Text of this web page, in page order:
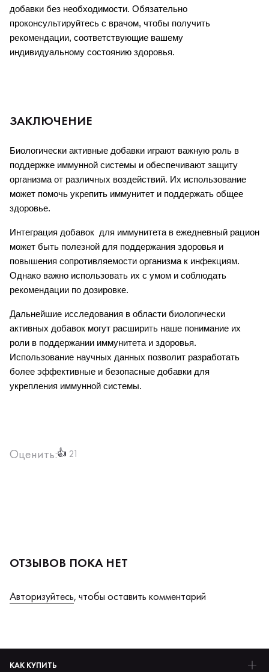
добавки без необходимости. Обязательно
проконсультируйтесь с врачом, чтобы получить
рекомендации, соответствующие вашему
индивидуальному состоянию здоровья.
ЗАКЛЮЧЕНИЕ
Биологически активные добавки играют важную роль в
поддержке иммунной системы и обеспечивают защиту
организма от различных воздействий. Их использование
может помочь укрепить иммунитет и поддержать общее
здоровье.
Интеграция добавок  для иммунитета в ежедневный рацион
может быть полезной для поддержания здоровья и
повышения сопротивляемости организма к инфекциям.
Однако важно использовать их с умом и соблюдать
рекомендации по дозировке.
Дальнейшие исследования в области биологически
активных добавок могут расширить наше понимание их
роли в поддержании иммунитета и здоровья.
Использование научных данных позволит разработать
более эффективные и безопасные добавки для
укрепления иммунной системы.
Оценить:👍 21
ОТЗЫВОВ ПОКА НЕТ
Авторизуйтесь, чтобы оставить комментарий
КАК КУПИТЬ